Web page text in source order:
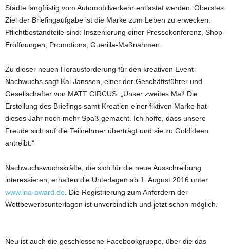
Städte langfristig vom Automobilverkehr entlastet werden. Oberstes
Ziel der Briefingaufgabe ist die Marke zum Leben zu erwecken.
Pflichtbestandteile sind: Inszenierung einer Pressekonferenz, Shop-
Eröffnungen, Promotions, Guerilla-Maßnahmen.
Zu dieser neuen Herausforderung für den kreativen Event-
Nachwuchs sagt Kai Janssen, einer der Geschäftsführer und
Gesellschafter von MATT CIRCUS: „Unser zweites Mal! Die
Erstellung des Briefings samt Kreation einer fiktiven Marke hat
dieses Jahr noch mehr Spaß gemacht. Ich hoffe, dass unsere
Freude sich auf die Teilnehmer überträgt und sie zu Goldideen
antreibt.“
Nachwuchswuchskräfte, die sich für die neue Ausschreibung
interessieren, erhalten die Unterlagen ab 1. August 2016 unter
www.ina-award.de . Die Registrierung zum Anfordern der
Wettbewerbsunterlagen ist unverbindlich und jetzt schon möglich.
Neu ist auch die geschlossene Facebookgruppe, über die das